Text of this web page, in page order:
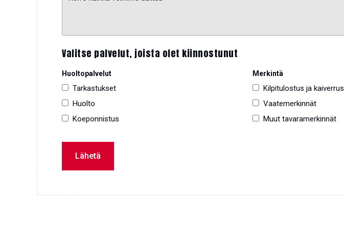
Valitse palvelut, joista olet kiinnostunut
Huoltopalvelut
Tarkastukset
Huolto
Koeponnistus
Merkintä
Kilpitulostus ja kaiverrus
Vaatemerkinnät
Muut tavaramerkinnät